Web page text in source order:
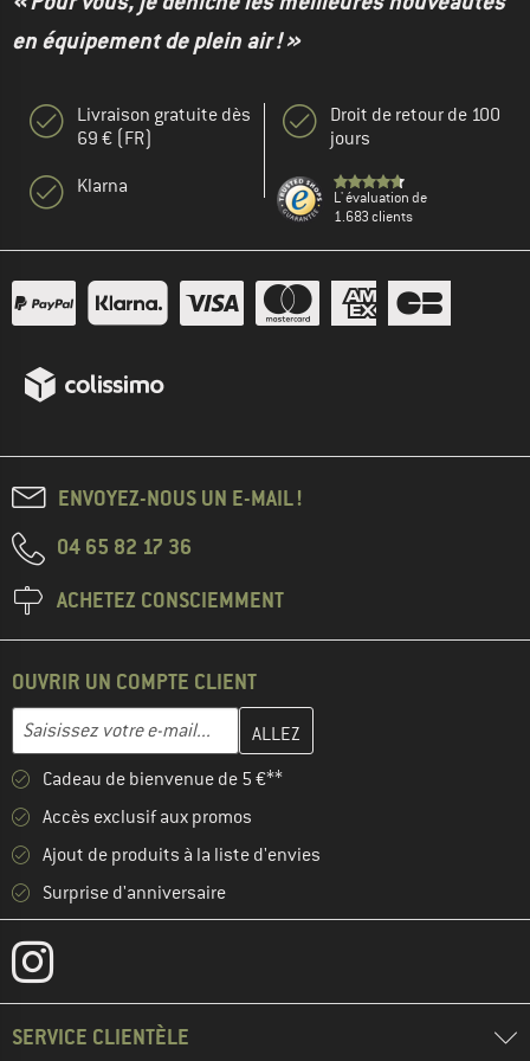
en équipement de plein air ! »
Livraison gratuite dès
69 € (FR)
Klarna
Droit de retour de 100
jours
L' évaluation de
1.683 clients
ENVOYEZ-NOUS UN E-MAIL !
04 65 82 17 36
ACHETEZ CONSCIEMMENT
OUVRIR UN COMPTE CLIENT
Adresse e-mail
Entrez votre adresse e-mail ici et créez votre compte client à la
Cadeau de bienvenue de 5 €**
Accès exclusif aux promos
Ajout de produits à la liste d'envies
Surprise d'anniversaire
SERVICE CLIENTÈLE